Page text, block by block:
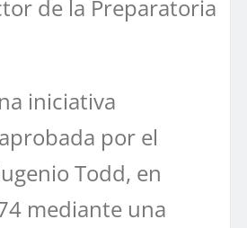
de la Preparatoria
iniciativa
por el
Todd, en
mediante una